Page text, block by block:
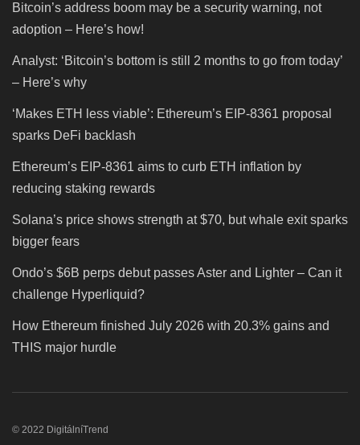
Bitcoin’s address boom may be a security warning, not
adoption – Here’s how!
Analyst: ‘Bitcoin’s bottom is still 2 months to go from today’
– Here’s why
‘Makes ETH less viable’: Ethereum’s EIP-8361 proposal
sparks DeFi backlash
Ethereum’s EIP-8361 aims to curb ETH inflation by
reducing staking rewards
Solana’s price shows strength at $70, but whale exit sparks
bigger fears
Ondo’s $6B perps debut passes Aster and Lighter – Can it
challenge Hyperliquid?
How Ethereum finished July 2026 with 20.3% gains and
THIS major hurdle
© 2022 DigitálníTrend